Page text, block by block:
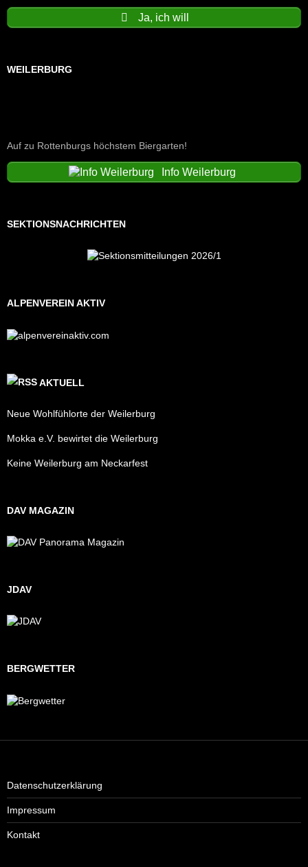
Ja, ich will
WEILERBURG
Auf zu Rottenburgs höchstem Biergarten!
Info Weilerburg
SEKTIONSNACHRICHTEN
ALPENVEREIN AKTIV
AKTUELL
Neue Wohlfühlorte der Weilerburg
Mokka e.V. bewirtet die Weilerburg
Keine Weilerburg am Neckarfest
DAV MAGAZIN
JDAV
BERGWETTER
Datenschutzerklärung
Impressum
Kontakt